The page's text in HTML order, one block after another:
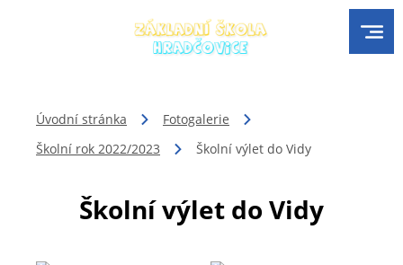
Úvodní stránka
Fotogalerie
Školní rok 2022/2023
Školní výlet do Vidy
Školní výlet do Vidy